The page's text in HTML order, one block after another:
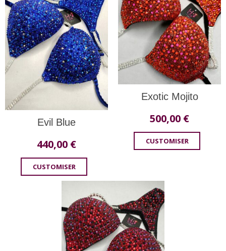
Evil Blue
440,00 €
CUSTOMISER
Exotic Mojito
500,00 €
CUSTOMISER